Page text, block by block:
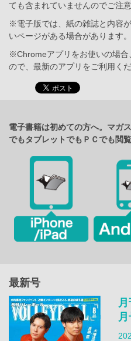
ても含まれていませんのでご注意
※電子版では、紙の雑誌と内容
いページがある場合があります。
※Chromeアプリをお使いの場合
ので、最新のアプリをご利用くだ
電子書籍は初めての方へ。マガ
でもタブレットでもＰＣでも閲覧
最新号